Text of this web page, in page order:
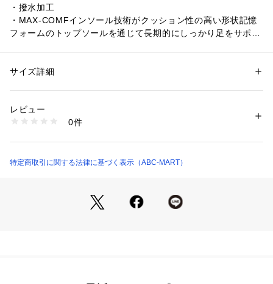
・撥水加工
・MAX-COMFインソール技術がクッション性の高い形状記憶
フォームのトップソールを通じて長期的にしっかり足をサポー
・100%再生素材のアウトドア対応リップストップ素材のアッ
・高級感のあるレザーのトリミング
・100%再生ポリエステルのマイクロファイバー裏地はソフト
・耐久性とグリップ性の高いラバーアウトソール
は環境に配慮した持続可能で適切なビジネスを推進するレザ
ー・ワーキング・グループ（LWG）に認定された皮革製造工場
性別：レディース
素材：天然皮革・ゴム・ポリエステル
洗濯：-
※詳しい洗濯方法については、商品の品質表示タグをご覧ください
6213130006 （ショップ）
サイズ詳細
レビュー
0件
特定商取引に関する法律に基づく表示（ABC-MART）